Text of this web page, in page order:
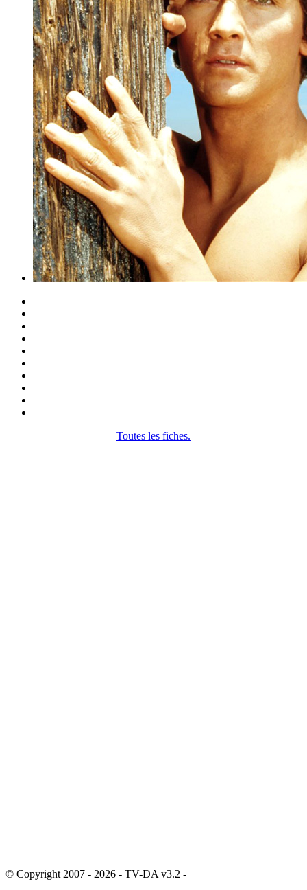
Toutes les fiches.
© Copyright 2007 - 2026 - TV-DA v3.2 -